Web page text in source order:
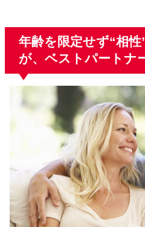
年齢を限定せず“相
が、ベストパートナ